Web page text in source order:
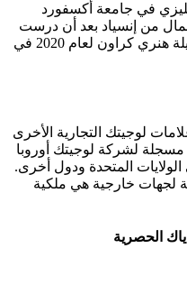
في جامعة أكسفورد
من إنسياد بعد أن درست
في فرنسا وسنغافورة. وهي أيضا زميلة هنري كراون لعام 2020 في
لوجيتك التجارية الأخرى
مسجلة لشركة لوجيتك أوروبا
المتحدة ودول أخرى.
لجهات خارجية هي ملكية
الحصرية